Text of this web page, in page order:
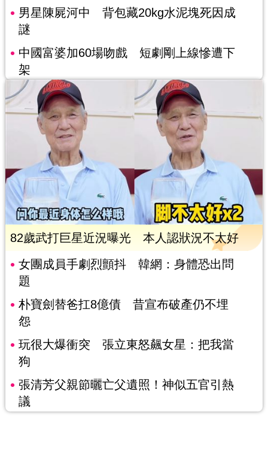
男星陳屍河中 背包藏20kg水泥塊死因成
謎
中國富婆加60場吻戲 短劇剛上線慘遭下
架
82歲武打巨星近況曝光 本人認狀況不太好
女團成員手劇烈顫抖 韓網：身體恐出問
題
朴寶劍替爸扛8億債 昔宣布破產仍不埋
怨
玩很大爆衝突 張立東怒飆女星：把我當
狗
張清芳父親節曬亡父遺照！神似五官引熱
議